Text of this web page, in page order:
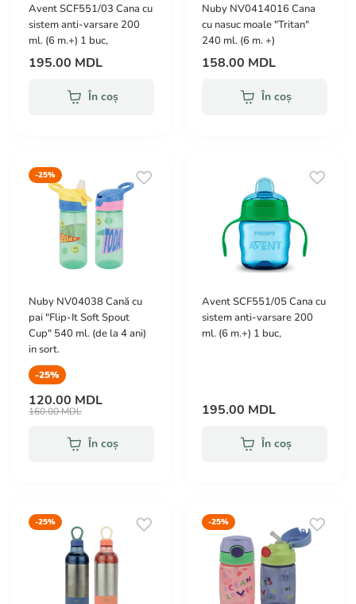
Avent SCF551/03 Cana cu
sistem anti-varsare 200
ml. (6 m.+) 1 buc,
195.00 MDL
În coș
Nuby NV0414016 Cana
cu nasuc moale "Tritan"
240 ml. (6 m. +)
158.00 MDL
În coș
-25%
Nuby NV04038 Cană сu
pai "Flip-It Soft Spout
Cup" 540 ml. (de la 4 ani)
in sort.
-25%
120.00 MDL
160.00 MDL
În coș
Avent SCF551/05 Cana cu
sistem anti-varsare 200
ml. (6 m.+) 1 buc,
195.00 MDL
În coș
-25% -25%